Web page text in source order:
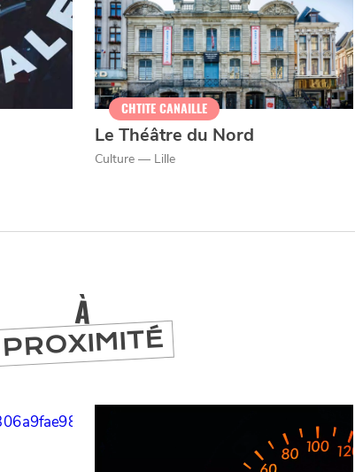
CHTITE CANAILLE
Le Théâtre du Nord
Culture — Lille
À
PROXIMITÉ